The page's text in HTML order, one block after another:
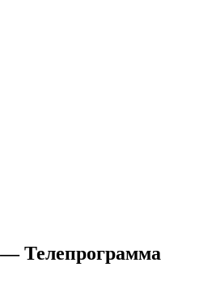
Телепрограмма